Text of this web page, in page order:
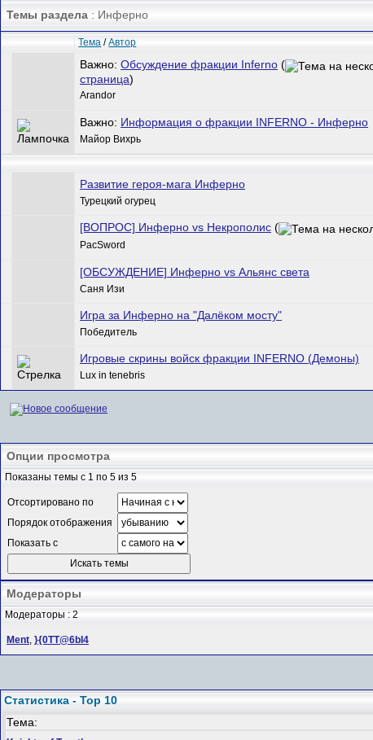
Темы раздела : Инферно
Тема /Автор
Важно: Обсуждение фракции Inferno (
страница)
Arandor
Важно: Информация о фракции INFERNO - Инферно
Майор Вихрь
Развитие героя-мага Инферно
Турецкий огурец
[ВОПРОС] Инферно vs Некрополис (
PacSword
[ОБСУЖДЕНИЕ] Инферно vs Альянс света
Саня Изи
Игра за Инферно на "Далёком мосту"
Победитель
Игровые скрины войск фракции INFERNO (Демоны)
Lux in tenebris
Опции просмотра
Показаны темы с 1 по 5 из 5
Отсортировано по
Порядок отображения
Показать с
Модераторы
Модераторы : 2
Ment }{0TT@6bI4
Статистика - Top 10
Тема: